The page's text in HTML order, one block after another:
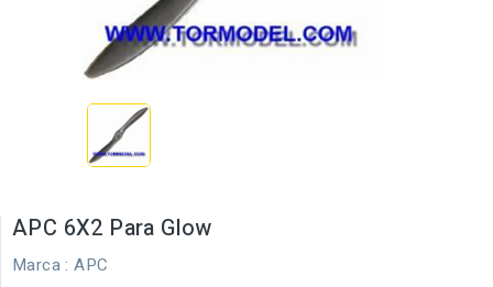
APC 6X2 Para Glow
Marca : APC